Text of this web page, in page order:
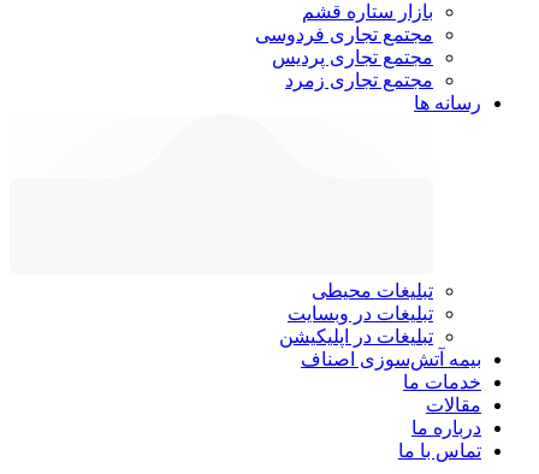
بازار ستاره قشم
مجتمع تجاری فردوسی
مجتمع تجاری پردیس
مجتمع تجاری زمرد
رسانه ها
تبلیغات محیطی
تبلیغات در وبسایت
تبلیغات در اپلیکیشن
بیمه آتش‌سوزی اصناف
خدمات ما
مقالات
درباره ما
تماس با ما